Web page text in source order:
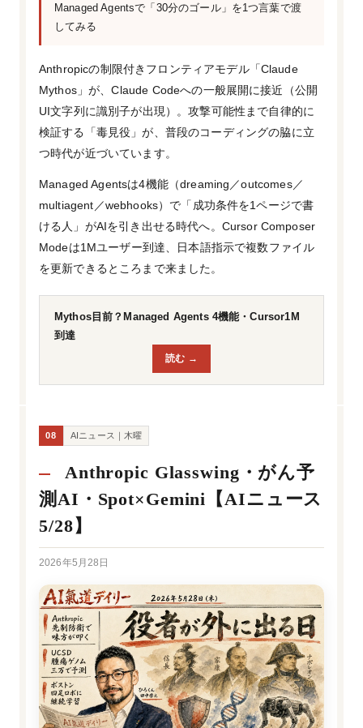
Managed Agentsで「30分のゴール」を1つ言葉で渡
してみる
Anthropicの制限付きフロンティアモデル「Claude
Mythos」が、Claude Codeへの一般展開に接近（公開
UI文字列に識別子が出現）。攻撃可能性まで自律的に
検証する「毒見役」が、普段のコーディングの脇に立
つ時代が近づいています。
Managed Agentsは4機能（dreaming／outcomes／
multiagent／webhooks）で「成功条件を1ページで書
ける人」がAIを引き出せる時代へ。Cursor Composer
Modeは1Mユーザー到達、日本語指示で複数ファイル
を更新できるところまで来ました。
Mythos目前？Managed Agents 4機能・Cursor1M
到達
読む →
08 AIニュース｜木曜
Anthropic Glasswing・がん予
測AI・Spot×Gemini【AIニュース
5/28】
2026年5月28日